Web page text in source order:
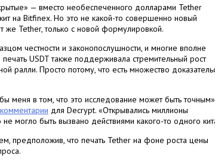
— вместо необеспеченного долларами Tether
на Bitfinex. Но это не какой-то совершенно новый
же Tether, только с новой формулировкой.
честности и законопослушности, и многие вполне
USDT также поддерживала стремительный рост
ралли. Просто потому, что есть множество
меня в том, что это исследование может быть
комментарии для Decrypt. «Открывались миллионы
могло быть вызвано действиями какого-то одного
предположив, что печать Tether на фоне роста цены